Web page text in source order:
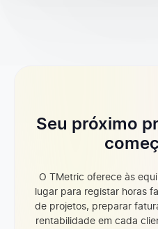
Seu próximo
O TMetric oferece às
lugar para registar horas
de projetos, preparar
rentabilidade em cada